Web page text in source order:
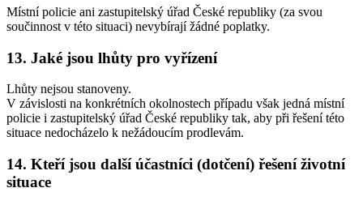
Místní policie ani zastupitelský úřad České republiky (za svou
součinnost v této situaci) nevybírají žádné poplatky.
13. Jaké jsou lhůty pro vyřízení
Lhůty nejsou stanoveny.
V závislosti na konkrétních okolnostech případu však jedná místní
policie i zastupitelský úřad České republiky tak, aby při řešení této
situace nedocházelo k nežádoucím prodlevám.
14. Kteří jsou další účastníci (dotčení) řešení životní
situace